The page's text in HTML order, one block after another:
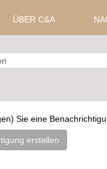
ÜBER C&A
Sie eine
erstellen